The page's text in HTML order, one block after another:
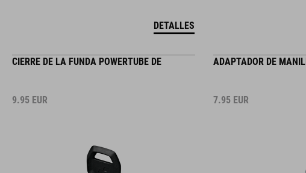
DETALLES
CIERRE DE LA FUNDA POWERTUBE DE
9.95 EUR
ADAPTADOR DE
7.95 EUR